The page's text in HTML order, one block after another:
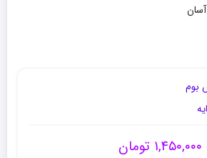
بوم
۱,۴۵۰,۰۰۰ تومان